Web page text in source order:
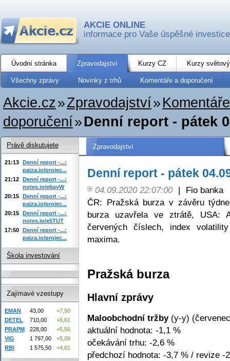
AKCIE ONLINE
informace pro Vaše úspěšné investice
Úvodní stránka Zpravodajství Kurzy CZ Kurzy
Všechny zprávy Novinky z trhů Komentáře a doporučení
Akcie.cz»Zpravodajství»
doporučení»Denní report - pátek
Zpravodajství
Denní report - pátek
04.09.2020 22:07:00 |
Fio banka
ČR: Pražská burza v závěru
burza uzavřela ve ztrátě, USA:
červených číslech, index
maxima.
Pražská burza
Hlavní zprávy
Maloobchodní tržby(y-y)
aktuální hodnota: -1,1 %
očekávání trhu: -2,6 %
předchozí hodnota: -3,7 % / revize -
Právě diskutujete
21:13 Denní report -...:
paiza.io/projec...
21:12 Denní report -...:
notes.io/e6qyW
20:15 Denní report -...:
paiza.io/projec...
20:15 Denní report -...:
notes.io/e5TUT
17:50 Denní report -...:
paiza.io/projec...
Škola investování
Zajímavé vzestupy
EMAN 43,00
+7,50
DETEL
710,00
+6,61
PRAPM
228,00
+5,56
VIG
1 797,00
+5,09
RBI
1 575,50 +4,61